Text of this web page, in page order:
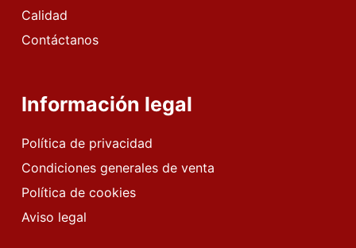
Calidad
Contáctanos
Información legal
Política de privacidad
Condiciones generales de venta
Política de cookies
Aviso legal